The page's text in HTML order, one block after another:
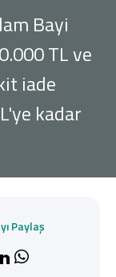
Bayi
TL ve
iade
kadar
Paylaş
paylaş
LinkedIn'de